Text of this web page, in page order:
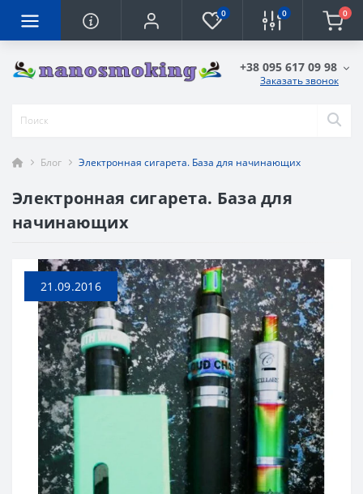
0 0 0
+38 095 617 09 98
Заказать звонок
Блог Электронная сигарета. База для начинающих
Электронная сигарета. База для
начинающих
21.09.2016